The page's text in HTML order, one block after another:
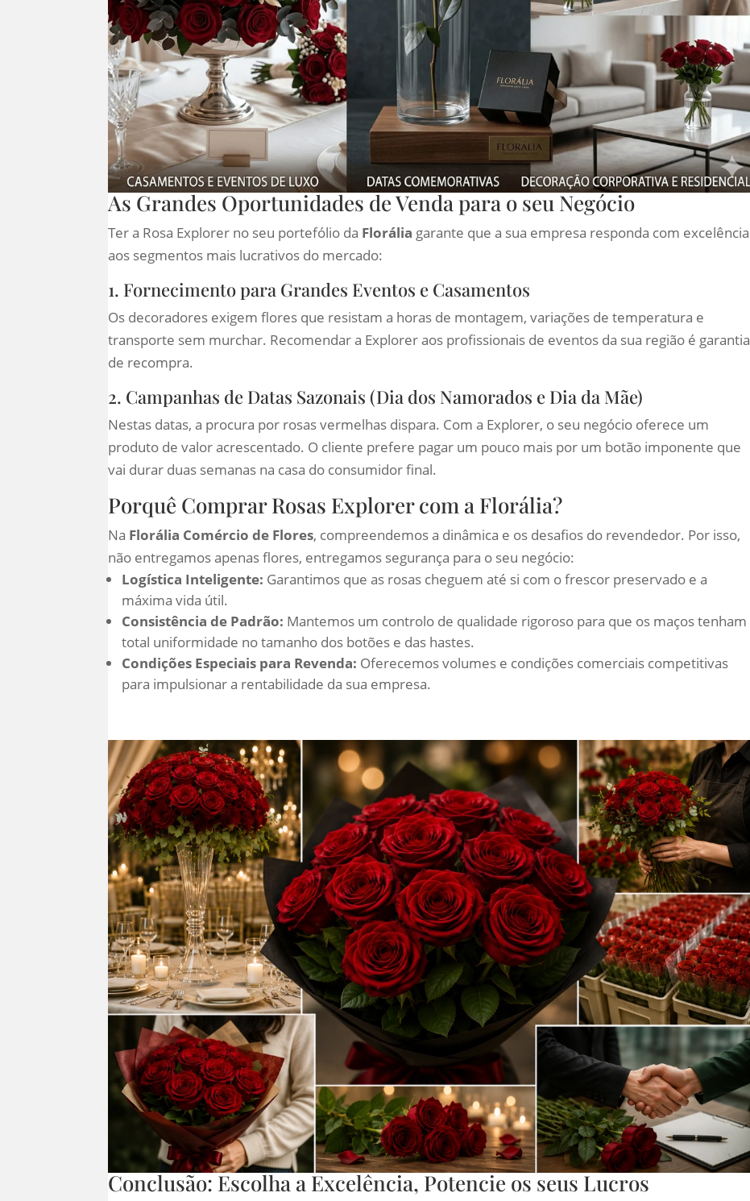
As Grandes Oportunidades de Venda para o seu Negócio
Ter a Rosa Explorer no seu portefólio da Florália garante que a sua empresa responda com excelência
aos segmentos mais lucrativos do mercado:
1. Fornecimento para Grandes Eventos e Casamentos
Os decoradores exigem flores que resistam a horas de montagem, variações de temperatura e
transporte sem murchar. Recomendar a Explorer aos profissionais de eventos da sua região é garantia
de recompra.
2. Campanhas de Datas Sazonais (Dia dos Namorados e Dia da Mãe)
Nestas datas, a procura por rosas vermelhas dispara. Com a Explorer, o seu negócio oferece um
produto de valor acrescentado. O cliente prefere pagar um pouco mais por um botão imponente que
vai durar duas semanas na casa do consumidor final.
Porquê Comprar Rosas Explorer com a Florália?
Na Florália Comércio de Flores, compreendemos a dinâmica e os desafios do revendedor. Por isso,
não entregamos apenas flores, entregamos segurança para o seu negócio:
Logística Inteligente: Garantimos que as rosas cheguem até si com o frescor preservado e a
máxima vida útil.
Consistência de Padrão: Mantemos um controlo de qualidade rigoroso para que os maços tenham
total uniformidade no tamanho dos botões e das hastes.
Condições Especiais para Revenda: Oferecemos volumes e condições comerciais competitivas
para impulsionar a rentabilidade da sua empresa.
Conclusão: Escolha a Excelência, Potencie os seus Lucros